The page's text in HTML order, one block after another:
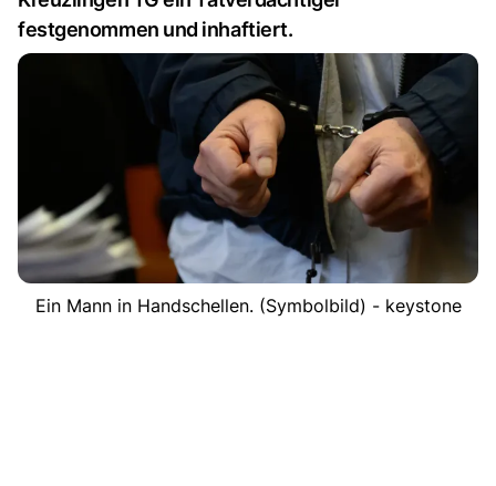
festgenommen und inhaftiert.
Ein Mann in Handschellen. (Symbolbild) - keystone